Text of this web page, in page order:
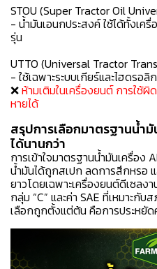
STOU (Super Tractor Oil
- น้ำมันเอนกประสงค์ ใช้ได้ทั้งเค
รุ่น
UTTO (Universal Tractor
- ใช้เฉพาะระบบเกียร์และไฮดรอลิก
❌ห้ามเติมในเครื่องยนต์การใช้ผิ
หายได้
สรุปการเลือกมาตรฐานน้ำ
ได้นานกว่า
การเข้าใจมาตรฐานน้ำมันเครื่อง
น้ำมันได้ถูกสเปก ลดการสึกหรอ
ยาวโดยเฉพาะเครื่องยนต์ดีเซลง
กลุ่ม “C” และค่า SAE ที่เหมาะกั
เลือกถูกตั้งแต่ต้น คือการประหยัด